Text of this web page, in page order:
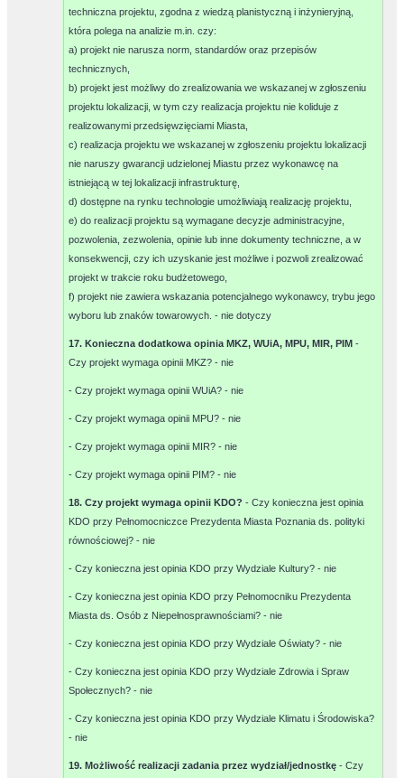
techniczna projektu, zgodna z wiedzą planistyczną i inżynieryjną,
która polega na analizie m.in. czy:
a) projekt nie narusza norm, standardów oraz przepisów
technicznych,
b) projekt jest możliwy do zrealizowania we wskazanej w zgłoszeniu
projektu lokalizacji, w tym czy realizacja projektu nie koliduje z
realizowanymi przedsięwzięciami Miasta,
c) realizacja projektu we wskazanej w zgłoszeniu projektu lokalizacji
nie naruszy gwarancji udzielonej Miastu przez wykonawcę na
istniejącą w tej lokalizacji infrastrukturę,
d) dostępne na rynku technologie umożliwiają realizację projektu,
e) do realizacji projektu są wymagane decyzje administracyjne,
pozwolenia, zezwolenia, opinie lub inne dokumenty techniczne, a w
konsekwencji, czy ich uzyskanie jest możliwe i pozwoli zrealizować
projekt w trakcie roku budżetowego,
f) projekt nie zawiera wskazania potencjalnego wykonawcy, trybu jego
wyboru lub znaków towarowych. -nie dotyczy
17. Konieczna dodatkowa opinia MKZ, WUiA, MPU, MIR, PIM-
Czy projekt wymaga opinii MKZ? -nie
- Czy projekt wymaga opinii WUiA? -nie
- Czy projekt wymaga opinii MPU? -nie
- Czy projekt wymaga opinii MIR? -nie
- Czy projekt wymaga opinii PIM? -nie
18. Czy projekt wymaga opinii KDO?- Czy konieczna jest opinia
KDO przy Pełnomocniczce Prezydenta Miasta Poznania ds. polityki
równościowej? -nie
- Czy konieczna jest opinia KDO przy Wydziale Kultury? -nie
- Czy konieczna jest opinia KDO przy Pełnomocniku Prezydenta
Miasta ds. Osób z Niepełnosprawnościami? -nie
- Czy konieczna jest opinia KDO przy Wydziale Oświaty? -nie
- Czy konieczna jest opinia KDO przy Wydziale Zdrowia i Spraw
Społecznych? -nie
- Czy konieczna jest opinia KDO przy Wydziale Klimatu i Środowiska?
-nie
19. Możliwość realizacji zadania przez wydział/jednostkę- Czy